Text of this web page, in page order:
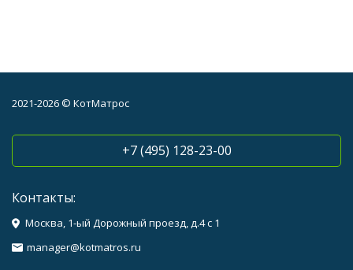
2021-2026 © КотМатрос
+7 (495) 128-23-00
Контакты:
Москва, 1-ый Дорожный проезд, д.4 с 1
manager@kotmatros.ru